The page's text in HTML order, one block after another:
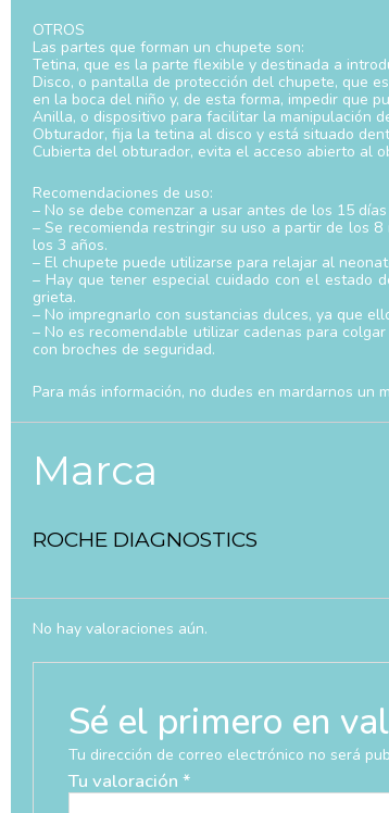
OTROS
Las partes que forman un chupete son:
Tetina, que es la parte flexible y destinada a
Disco, o pantalla de protección del chupete, que
en la boca del niño y, de esta forma, impedir que
Anilla, o dispositivo para facilitar la manipulación
Obturador, fija la tetina al disco y está situado
Cubierta del obturador, evita el acceso abierto al
Recomendaciones de uso:
– No se debe comenzar a usar antes de los 15
– Se recomienda restringir su uso a partir de los
los 3 años.
– El chupete puede utilizarse para relajar al
– Hay que tener especial cuidado con el estado
grieta.
– No impregnarlo con sustancias dulces, ya que
– No es recomendable utilizar cadenas para
con broches de seguridad.
Para más información, no dudes en mardarnos
Marca
ROCHE DIAGNOSTICS
No hay valoraciones aún.
Sé el primero en
Tu dirección de correo electrónico no será
Tu valoración *